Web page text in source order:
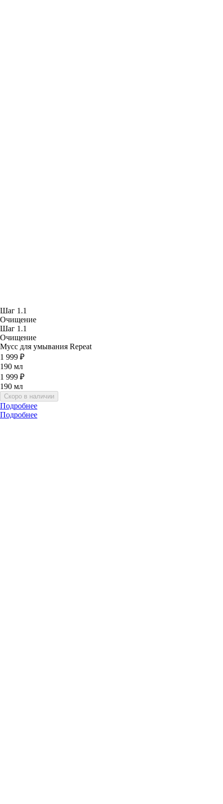
Шаг 1.1
Очищение
Шаг 1.1
Очищение
Мусс для умывания Repeat
1 999 ₽
190 мл
1 999 ₽
190 мл
Скоро в наличии
Подробнее
Подробнее